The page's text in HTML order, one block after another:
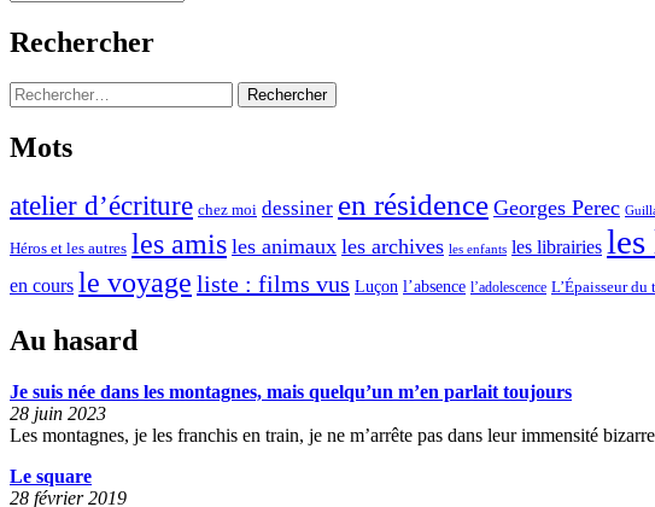
t
r
o
s
s
i
e
s
n
s
a
i
a
mois
Rechercher
Rechercher :
Mots
atelier d’écriture chez moi dessiner en résidence Georges Perec
Héros et les autres les amis les animaux les archives les enfants les librairies les
en cours le voyage liste : films vus Luçon l’absence l’adolescence L’Épaisseur du
Au hasard
Je suis née dans les montagnes, mais quelqu’un m’en parlait toujours
28 juin 2023
Les montagnes, je les franchis en train, je ne m’arrête pas dans leur immensité
Le square
28 février 2019